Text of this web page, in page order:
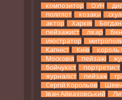
композитор
ОУН
поліглот
козаки
актор
Харків
пейзажист
лікар
ілюстратор
Капніст
Київ
король
Московія
пейзажі
бойчукіст
портретист
журналіст
пейзаж
Сергій Корольов
Іван Айвазовський